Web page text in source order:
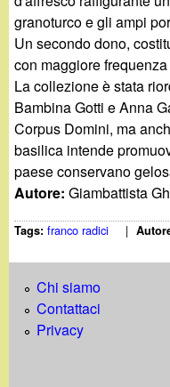
granoturco e gli ampi
Un secondo dono,
con maggiore
La collezione è stata
Bambina Gotti e Anna
Corpus Domini, ma
basilica intende
paese conservano
Autore:Giambattista
Tags:franco radici |
Chi siamo
Contattaci
Privacy